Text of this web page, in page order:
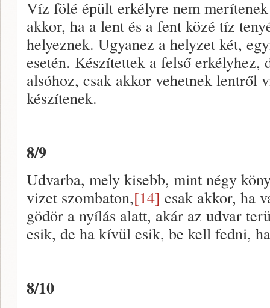
Víz fölé épült erkélyre nem
akkor, ha a lent és a fent közé tíz
helyeznek. Ugyanez a helyzet két,
esetén. Készítettek a felső erkélyhez,
alsóhoz, csak akkor vehetnek lentről
készítenek.
8/9
Udvarba, mely kisebb, mint négy
vizet szombaton,[14] csak akkor, ha
gödör a nyílás alatt, akár az udvar
esik, de ha kívül esik, be kell fedni,
8/10